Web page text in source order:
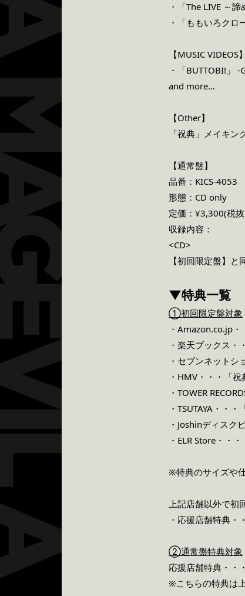
・「The LIVE ～
・「ももいろクロ
【MUSIC VIDEOS】
・「BUTTOBI!」
and more…
【Other】
「祝典」メイキン
【通常盤】
品番：KICS-4053
形態：CD only
定価：¥3,300(税
収録内容：
<CD>
【初回限定盤】と
▼特典一覧
①初回限定盤対象
・Amazon.co.jp
・楽天ブックス・
・セブンネットシ
・HMV・・・「
・TOWER
・TSUTAYA・・
・Joshinディスク
・ELR Store・・
※特典のサイズや
上記店舗以外で初
・応援店舗特典・
②通常盤特典対象
応援店舗特典・・
※こちらの特典は